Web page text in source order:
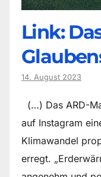
Link:
14. August 2023
(…) Das ARD-
auf Instagram
Klimawandel
erregt.